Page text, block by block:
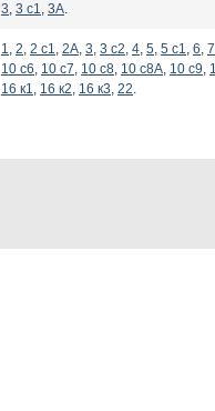
3, 3 с1, 3А.
1, 2, 2 с1, 2А, 3, 3 с2, 4, 5, 5 с1, 6, 7
10 с6, 10 с7, 10 с8, 10 с8А, 10 с9,
16 к1, 16 к2, 16 к3, 22.